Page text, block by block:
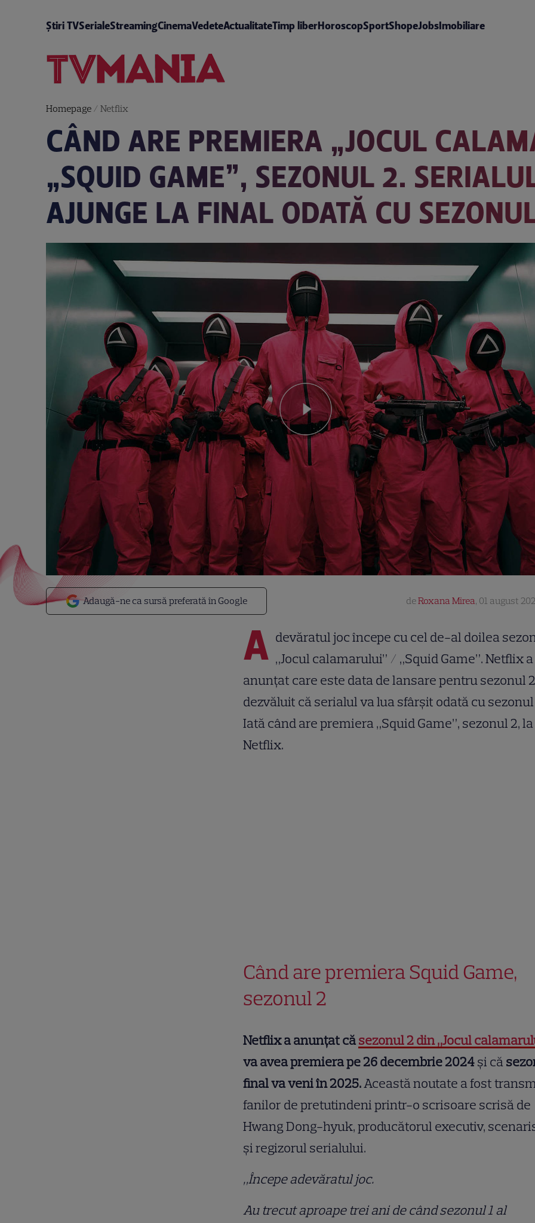
Știri TVSerialeStreamingCinemaVedeteActualitateTimp liberHoroscopSportShopeJobsImobiliare
Homepage/ Netflix
CÂND ARE PREMIERA „JOCUL
„SQUID GAME”, SEZONUL 2.
AJUNGE LA FINAL ODATĂ CU
Adaugă-ne ca sursă preferată în Google deRoxana Mirea, 01 august
A devăratul joc începe cu cel de-al doilea
„Jocul calamarului” / „Squid Game”. Netflix a
anunțat care este data de lansare pentru sezonul
dezvăluit că serialul va lua sfârșit odată cu sezonul
Iată când are premiera „Squid Game”, sezonul 2, la
Netflix.
Când are premiera Squid Game,
sezonul 2
Netflix a anunțat căsezonul 2 din „Jocul
va avea premiera pe 26 decembrie 2024și că
final va veni în 2025.Această noutate a fost
fanilor de pretutindeni printr-o scrisoare scrisă de
Hwang Dong-hyuk, producătorul executiv,
și regizorul serialului.
„Începe adevăratul joc.
Au trecut aproape trei ani de când sezonul 1 al